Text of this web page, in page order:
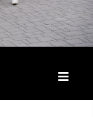
Toggle